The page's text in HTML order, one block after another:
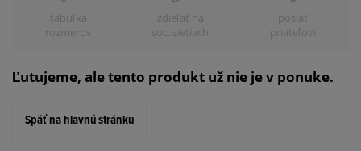
tabuľka
rozmerov
zdieľať na
soc. sietiach
poslať
priateľovi
Ľutujeme, ale tento produkt už nie je v ponuke.
Späť na hlavnú stránku